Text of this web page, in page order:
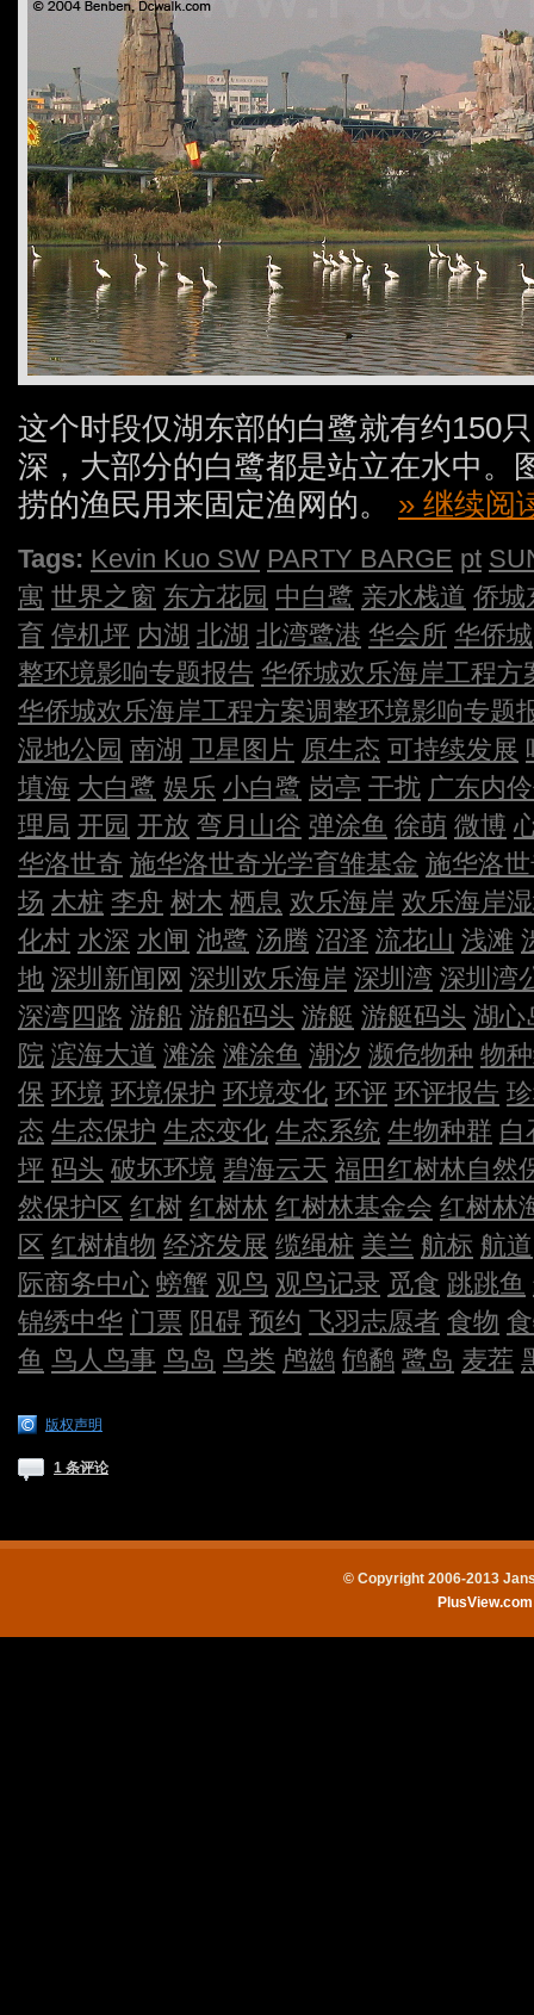
这个时段仅湖东部的白鹭就有约150
深，大部分的白鹭都是站立在水中。
捞的渔民用来固定渔网的。 » 继续阅
Tags: Kevin Kuo SW PARTY BARGE pt
寓 世界之窗 东方花园 中白鹭 亲水栈道 侨城
育 停机坪 内湖 北湖 北湾鹭港 华会所 华侨城
整环境影响专题报告 华侨城欢乐海岸工程
华侨城欢乐海岸工程方案调整环境影响专题
湿地公园 南湖 卫星图片 原生态 可持续发展
填海 大白鹭 娱乐 小白鹭 岗亭 干扰 广东内
理局 开园 开放 弯月山谷 弹涂鱼 徐萌 微博
华洛世奇 施华洛世奇光学育雏基金 施华洛
场 木桩 李舟 树木 栖息 欢乐海岸 欢乐海岸
化村 水深 水闸 池鹭 汤腾 沼泽 流花山 浅滩
地 深圳新闻网 深圳欢乐海岸 深圳湾 深圳湾
深湾四路 游船 游船码头 游艇 游艇码头 湖心
院 滨海大道 滩涂 滩涂鱼 潮汐 濒危物种 物
保 环境 环境保护 环境变化 环评 环评报告
态 生态保护 生态变化 生态系统 生物种群 白
坪 码头 破坏环境 碧海云天 福田红树林自然
然保护区 红树 红树林 红树林基金会 红树林
区 红树植物 经济发展 缆绳桩 美兰 航标 航道
际商务中心 螃蟹 观鸟 观鸟记录 觅食 跳跳鱼
锦绣中华 门票 阻碍 预约 飞羽志愿者 食物
鱼 鸟人鸟事 鸟岛 鸟类 鸬鹚 鸻鹬 鹭岛 麦茬
版权声明
1 条评论
© Copyright 2006-2013